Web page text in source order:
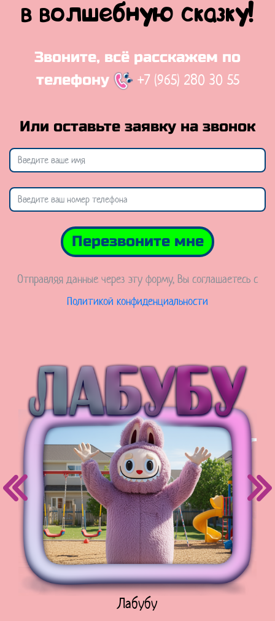
в волшебную сказку!
Звоните, всё расскажем по
телефону
+7 (965) 280 30 55
Или оставьте заявку на звонок
Перезвоните мне
Отправляя данные через эту форму, Вы соглашаетесь с
Политикой конфиденциальности
Куклы Лол